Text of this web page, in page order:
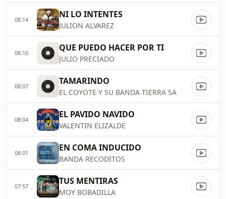
08:14 NI LO INTENTES
JULION ALVAREZ
08:10 QUE PUEDO HACER POR TI
JULIO PRECIADO
08:07 TAMARINDO
EL COYOTE Y SU BANDA TIERRA SA
08:04 EL PAVIDO NAVIDO
VALENTIN ELIZALDE
08:01 EN COMA INDUCIDO
BANDA RECODITOS
07:57 TUS MENTIRAS
MOY BOBADILLA